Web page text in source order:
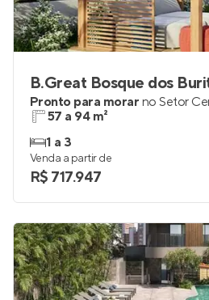
B.Great Bosque dos
Pronto para morar no Setor
57 a 94 m²
1 a 3
Venda a partir de
R$ 717.947